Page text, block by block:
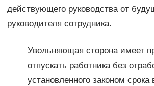
действующего руководства от
руководителя сотрудника.
Увольняющая сторона имеет
отпускать работника без
установленного законом срока